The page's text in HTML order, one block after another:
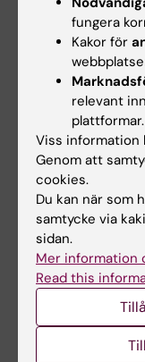
Kursanalys
281.72 KB)
Michelle Lau
Kursansvarig
E-post:
Suzanne
Telefon:
fungera
Kakor för
relevant
plattformar.
Viss information
Genom att
cookies.
Du kan när som
samtycke via
sidan.
Mer information
Read this